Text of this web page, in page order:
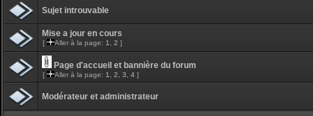
Sujet introuvable
Mise a jour en cours
[ Aller à la page: 1 2 ]
Page d'accueil et bannière du forum
[ Aller à la page: 1 2 3 4 ]
Modérateur et administrateur